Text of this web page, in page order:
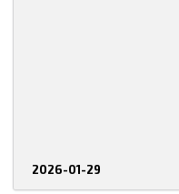
2026-01-29